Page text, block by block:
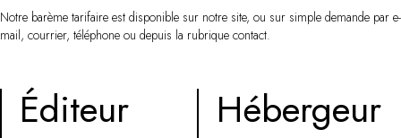
Notre barème tarifaire est disponible sur notre site, ou sur simple demande par e-
mail, courrier, téléphone ou depuis la rubrique contact.
Éditeur Hébergeur